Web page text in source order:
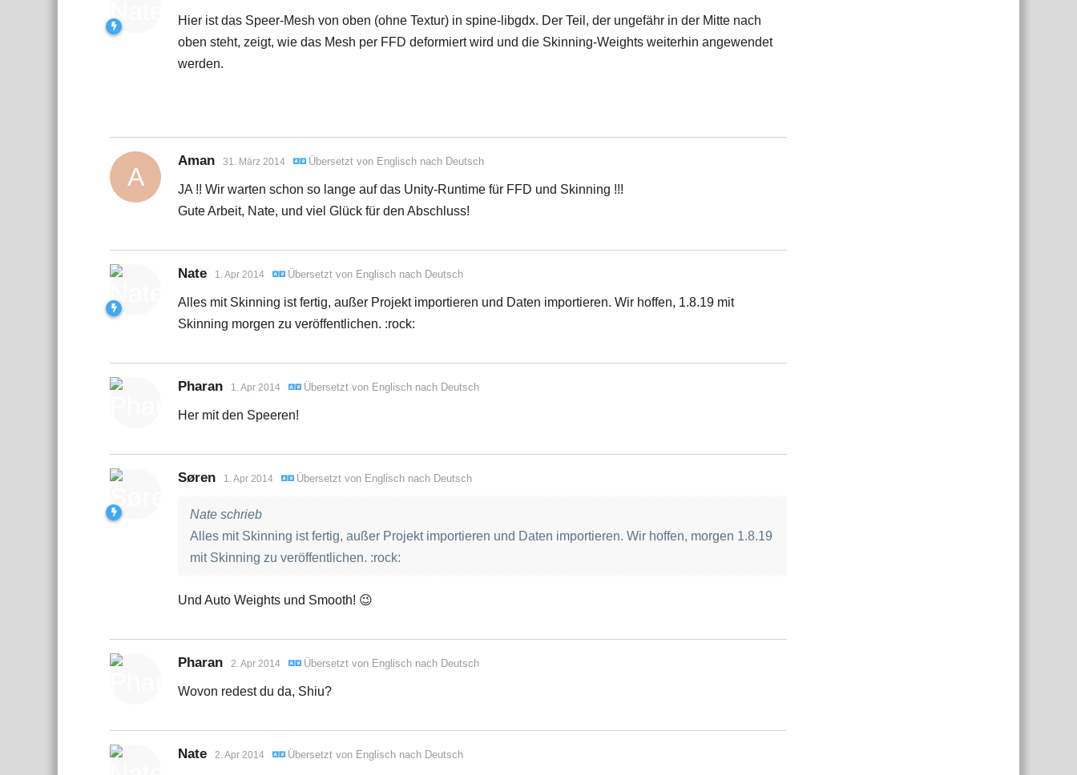
Hier ist das Speer-Mesh von oben (ohne Textur) in spine-libgdx. Der Teil, der ungefähr in der Mitte nach
oben steht, zeigt, wie das Mesh per FFD deformiert wird und die Skinning-Weights weiterhin angewendet
werden.
A
Aman 31. März 2014 Übersetzt von Englisch nach Deutsch
JA !! Wir warten schon so lange auf das Unity-Runtime für FFD und Skinning !!!
Gute Arbeit, Nate, und viel Glück für den Abschluss!
Nate 1. Apr 2014 Übersetzt von Englisch nach Deutsch
Alles mit Skinning ist fertig, außer Projekt importieren und Daten importieren. Wir hoffen, 1.8.19 mit
Skinning morgen zu veröffentlichen. :rock:
Pharan 1. Apr 2014 Übersetzt von Englisch nach Deutsch
Her mit den Speeren!
Søren 1. Apr 2014 Übersetzt von Englisch nach Deutsch
Nate schrieb
Alles mit Skinning ist fertig, außer Projekt importieren und Daten importieren. Wir hoffen, morgen 1.8.19
mit Skinning zu veröffentlichen. :rock:
Und Auto Weights und Smooth! 😉
Pharan 2. Apr 2014 Übersetzt von Englisch nach Deutsch
Wovon redest du da, Shiu?
Nate 2. Apr 2014 Übersetzt von Englisch nach Deutsch